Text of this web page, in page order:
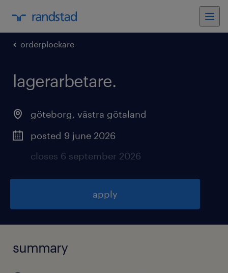
orderplockare
lagerarbetare.
göteborg, västra götaland
posted 9 june 2026
closes 6 september 2026
apply
summary